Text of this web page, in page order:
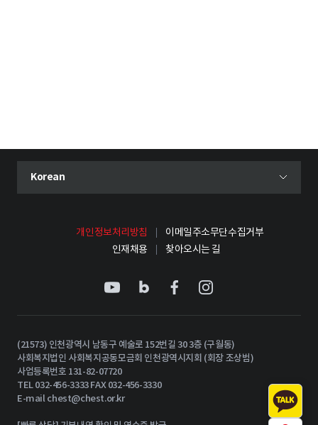
언어 선택 메뉴 열기
현재 선택된 언어
Korean
개인정보처리방침
이메일주소무단수집거부
인재채용
찾아오시는 길
(21573) 인천광역시 남동구 예술로 152번길 30 3층 (구월동)
사회복지법인 사회복지공동모금회 인천광역시지회 (회장 조상범)
사업등록번호 131-82-07720
TEL 032-456-3333 FAX 032-456-3330
E-mailchest@chest.or.kr